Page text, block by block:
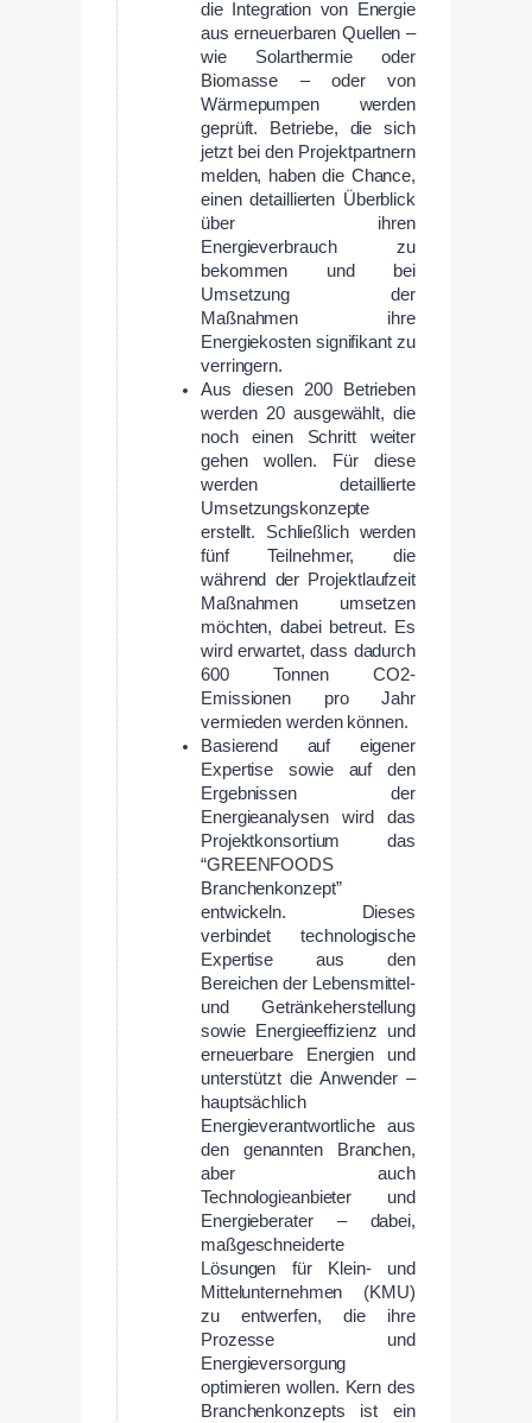
die Integration von Energie
aus erneuerbaren Quellen –
wie Solarthermie oder
Biomasse – oder von
Wärmepumpen werden
geprüft. Betriebe, die sich
jetzt bei den Projektpartnern
melden, haben die Chance,
einen detaillierten Überblick
über ihren
Energieverbrauch zu
bekommen und bei
Umsetzung der
Maßnahmen ihre
Energiekosten signifikant zu
verringern.
Aus diesen 200 Betrieben
werden 20 ausgewählt, die
noch einen Schritt weiter
gehen wollen. Für diese
werden detaillierte
Umsetzungskonzepte
erstellt. Schließlich werden
fünf Teilnehmer, die
während der Projektlaufzeit
Maßnahmen umsetzen
möchten, dabei betreut. Es
wird erwartet, dass dadurch
600 Tonnen CO2-
Emissionen pro Jahr
vermieden werden können.
Basierend auf eigener
Expertise sowie auf den
Ergebnissen der
Energieanalysen wird das
Projektkonsortium das
“GREENFOODS
Branchenkonzept”
entwickeln. Dieses
verbindet technologische
Expertise aus den
Bereichen der Lebensmittel-
und Getränkeherstellung
sowie Energieeffizienz und
erneuerbare Energien und
unterstützt die Anwender –
hauptsächlich
Energieverantwortliche aus
den genannten Branchen,
aber auch
Technologieanbieter und
Energieberater – dabei,
maßgeschneiderte
Lösungen für Klein- und
Mittelunternehmen (KMU)
zu entwerfen, die ihre
Prozesse und
Energieversorgung
optimieren wollen. Kern des
Branchenkonzepts ist ein